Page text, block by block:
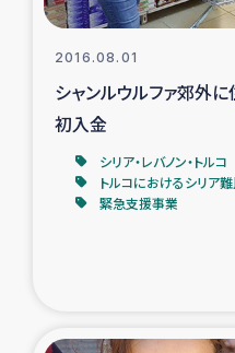
2016.08.01
シャンルウルファ郊外
初入金
シリア・レバノン・トルコ
トルコにおけるシリア
緊急支援事業